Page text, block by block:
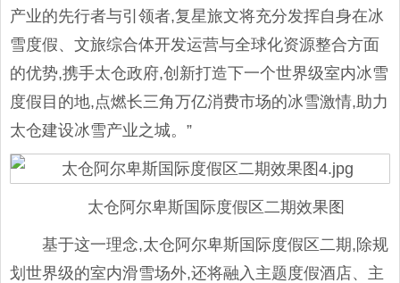
产业的先行者与引领者,复星旅文将充分发挥自身在冰
雪度假、文旅综合体开发运营与全球化资源整合方面
的优势,携手太仓政府,创新打造下一个世界级室内冰雪
度假目的地,点燃长三角万亿消费市场的冰雪激情,助力
太仓建设冰雪产业之城。”
太仓阿尔卑斯国际度假区二期效果图
基于这一理念,太仓阿尔卑斯国际度假区二期,除规
划世界级的室内滑雪场外,还将融入主题度假酒店、主